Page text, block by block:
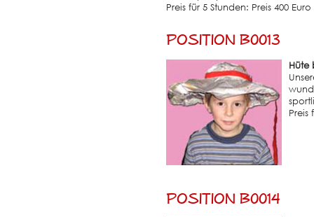
Preis für 5 Stunden: Preis 400 Euro
Position B0013
Hüte
Preis
Position B0014